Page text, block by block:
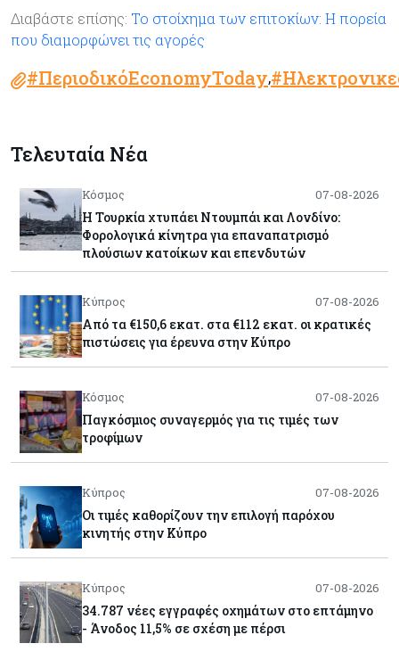
Διαβάστε επίσης: Το στοίχημα των επιτοκίων: Η πορεία
που διαμορφώνει τις αγορές
#ΠεριοδικόEconomyToday,
Τελευταία Νέα
Κόσμος 07-08-2026
Η Τουρκία χτυπάει Ντουμπάι και Λονδίνο:
Φορολογικά κίνητρα για επαναπατρισμό
πλούσιων κατοίκων και επενδυτών
Κύπρος 07-08-2026
Από τα €150,6 εκατ. στα €112 εκατ. οι κρατικές
πιστώσεις για έρευνα στην Κύπρο
Κόσμος 07-08-2026
Παγκόσμιος συναγερμός για τις τιμές των
τροφίμων
Κύπρος 07-08-2026
Οι τιμές καθορίζουν την επιλογή παρόχου
κινητής στην Κύπρο
Κύπρος 07-08-2026
34.787 νέες εγγραφές οχημάτων στο επτάμηνο
- Άνοδος 11,5% σε σχέση με πέρσι